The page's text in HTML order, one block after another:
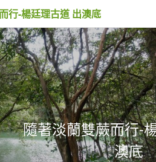
行-楊廷理古道 出澳底
隨著淡蘭雙蕨而行-
澳底